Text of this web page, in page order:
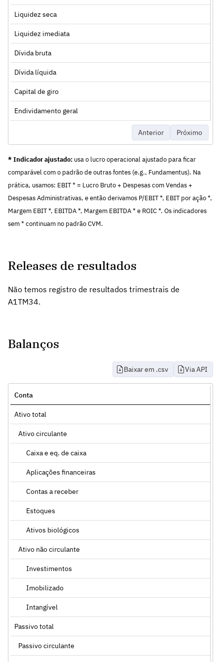
Liquidez seca
Liquidez imediata
Dívida bruta
Dívida líquida
Capital de giro
Endividamento geral
Anterior Próximo
* Indicador ajustado: usa o lucro operacional ajustado para ficar
comparável com o padrão de outras fontes (e.g., Fundamentus). Na
prática, usamos: EBIT * = Lucro Bruto + Despesas com Vendas +
Despesas Administrativas, e então derivamos P/EBIT *, EBIT por ação *,
Margem EBIT *, EBITDA *, Margem EBITDA * e ROIC *. Os indicadores
sem * continuam no padrão CVM.
Releases de resultados
Não temos registro de resultados trimestrais de
A1TM34.
Balanços
Baixar em .csv Via API
Conta
Ativo total
Ativo circulante
Caixa e eq. de caixa
Aplicações financeiras
Contas a receber
Estoques
Ativos biológicos
Ativo não circulante
Investimentos
Imobilizado
Intangível
Passivo total
Passivo circulante